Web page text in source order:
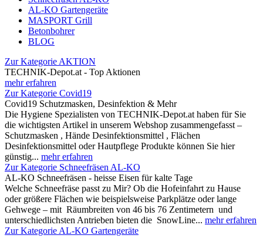
AL-KO Gartengeräte
MASPORT Grill
Betonbohrer
BLOG
Zur Kategorie AKTION
TECHNIK-Depot.at - Top Aktionen
mehr erfahren
Zur Kategorie Covid19
Covid19 Schutzmasken, Desinfektion & Mehr
Die Hygiene Spezialisten von TECHNIK-Depot.at haben für Sie
die wichtigsten Artikel in unserem Webshop zusammengefasst –
Schutzmasken , Hände Desinfektionsmittel , Flächen
Desinfektionsmittel oder Hautpflege Produkte können Sie hier
günstig... mehr erfahren
Zur Kategorie Schneefräsen AL-KO
AL-KO Schneefräsen - heisse Eisen für kalte Tage
Welche Schneefräse passt zu Mir? Ob die Hofeinfahrt zu Hause
oder größere Flächen wie beispielsweise Parkplätze oder lange
Gehwege – mit Räumbreiten von 46 bis 76 Zentimetern und
unterschiedlichsten Antrieben bieten die SnowLine... mehr erfahren
Zur Kategorie AL-KO Gartengeräte